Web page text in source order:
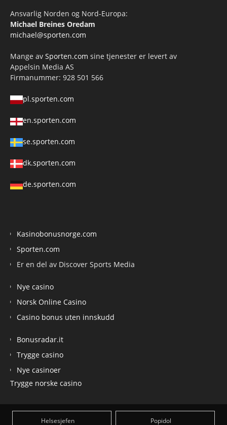
Ansvarlig Norden og Nord-Europa:
Michael Breines Oredam
michael@sporten.com
Mange av Sporten.com sine tjenester er levert av
Appelsin Media AS
Firmanummer: 928 501 566
pl.sporten.com
en.sporten.com
se.sporten.com
dk.sporten.com
de.sporten.com
Kasinobonusnorge.com
Sporten.com
Er en del av Discover Sports Media
Nye casino
Norsk Online Casino
Casino bonus uten innskudd
Bonusradar.it
Trygge casino
Nye casinoer
Trygge norske casino
Helsesjefen Popidol